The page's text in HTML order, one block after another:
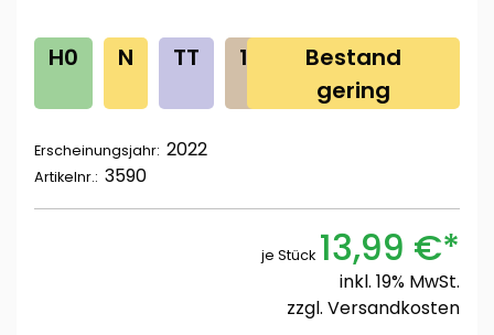
H0 N TT 1G 0 Z
Bestand
gering
Erscheinungsjahr: 2022
Artikelnr.: 3590
je Stück 13,99 €*
inkl. 19% MwSt.
zzgl. Versandkosten